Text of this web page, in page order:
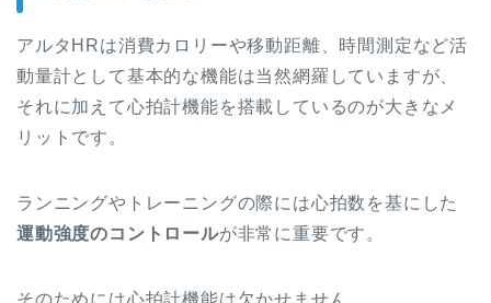
アルタHRは消費カロリーや移動距離、時間測定など活
動量計として基本的な機能は当然網羅していますが、
それに加えて心拍計機能を搭載しているのが大きなメ
リットです。
ランニングやトレーニングの際には心拍数を基にした
運動強度のコントロールが非常に重要です。
そのためには心拍計機能は欠かせません。